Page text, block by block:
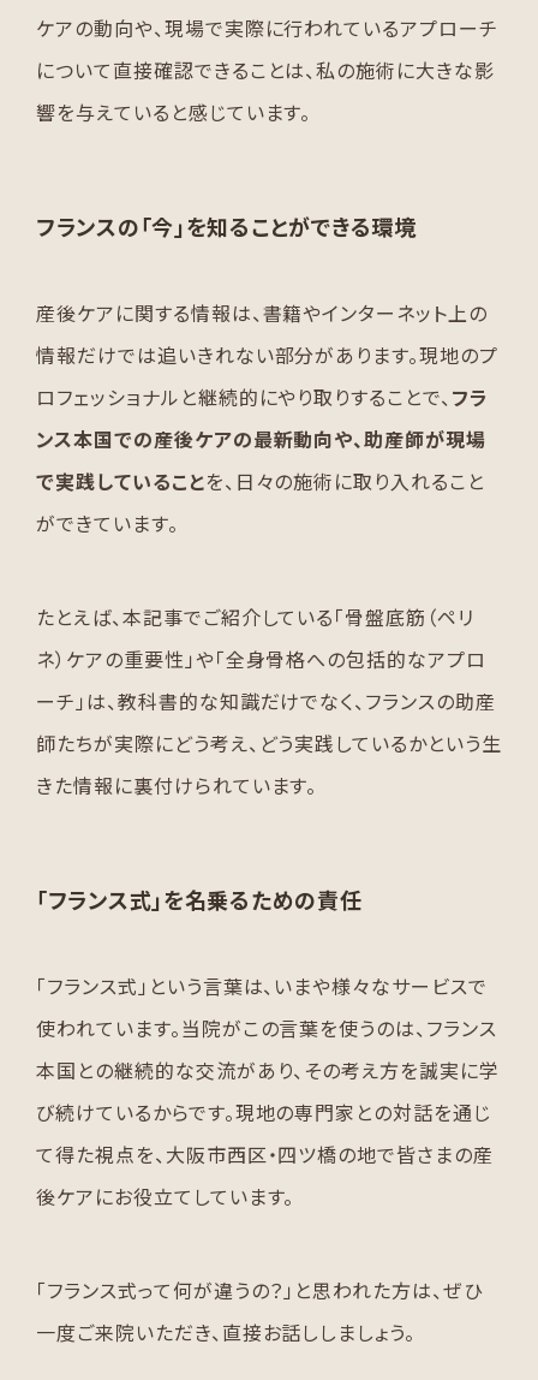
ケアの動向や、現場で実際に行われているアプローチ
について直接確認できることは、私の施術に大きな影
響を与えていると感じています。
フランスの「今」を知ることができる環境
産後ケアに関する情報は、書籍やインターネット上の
情報だけでは追いきれない部分があります。現地のプ
ロフェッショナルと継続的にやり取りすることで、 フラ
ンス本国での産後ケアの最新動向や、助産師が現場
で実践していることを、日々の施術に取り入れること
ができています。
たとえば、本記事でご紹介している「骨盤底筋（ペリ
ネ）ケアの重要性」や「全身骨格への包括的なアプロ
ーチ」は、教科書的な知識だけでなく、フランスの助産
師たちが実際にどう考え、どう実践しているかという生
きた情報に裏付けられています。
「フランス式」を名乗るための責任
「フランス式」という言葉は、いまや様々なサービスで
使われています。当院がこの言葉を使うのは、フランス
本国との継続的な交流があり、その考え方を誠実に学
び続けているからです。現地の専門家との対話を通じ
て得た視点を、大阪市西区・四ツ橋の地で皆さまの産
後ケアにお役立てしています。
「フランス式って何が違うの？」と思われた方は、ぜひ
一度ご来院いただき、直接お話ししましょう。